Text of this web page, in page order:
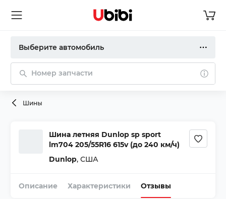
Выберите автомобиль
Номер запчасти
Шины
Шина летняя Dunlop sp sport
lm704 205/55R16 615v (до 240 км/ч)
Dunlop, США
Описание Характеристики Отзывы